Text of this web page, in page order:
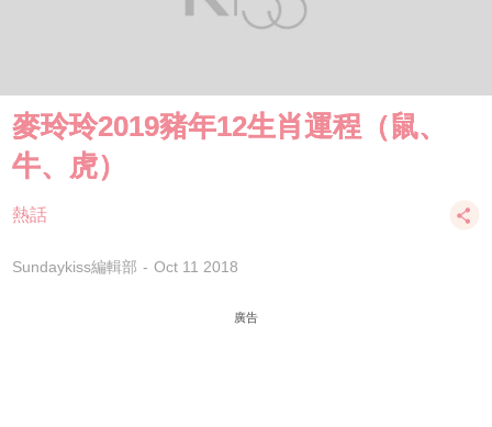
麥玲玲2019豬年12生肖運程（鼠、
牛、虎）
熱話
Sundaykiss編輯部 Oct 11 2018
廣告